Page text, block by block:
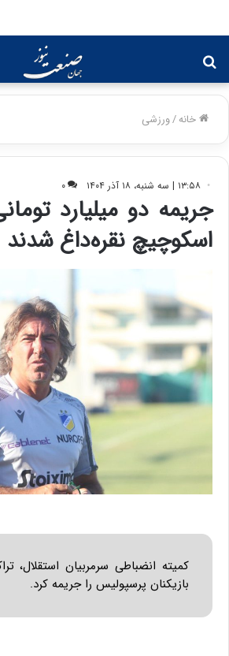
برای
خانه/ورزشی
۱۳:۵۸ | سه شنبه، ۱۸ آذر ۱۴۰۴ ۰
جریمه دو میلیارد
اسکوچیچ نقره‌داغ شدند
کمیته انضباطی سرمربیان استقلال،
بازیکنان پرسپولیس را جریمه کرد.